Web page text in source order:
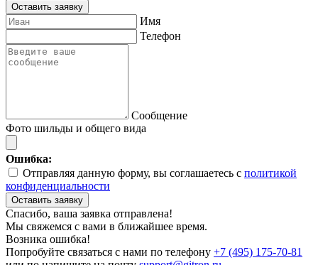
Оставить заявку
Имя
Телефон
Сообщение
Фото шильды и общего вида
Ошибка:
Отправляя данную форму, вы соглашаетесь с политикой
конфиденциальности
Оставить заявку
Спасибо, ваша заявка отправлена!
Мы свяжемся с вами в ближайшее время.
Возника ошибка!
Попробуйте связаться с нами по телефону +7 (495) 175-70-81